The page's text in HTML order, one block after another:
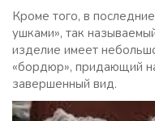
Кроме того, в
ушками», так
изделие имеет
«бордюр», придающий
завершенный вид.